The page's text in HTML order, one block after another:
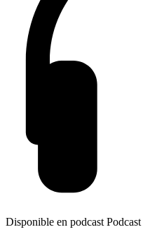
Disponible en podcast Podcast